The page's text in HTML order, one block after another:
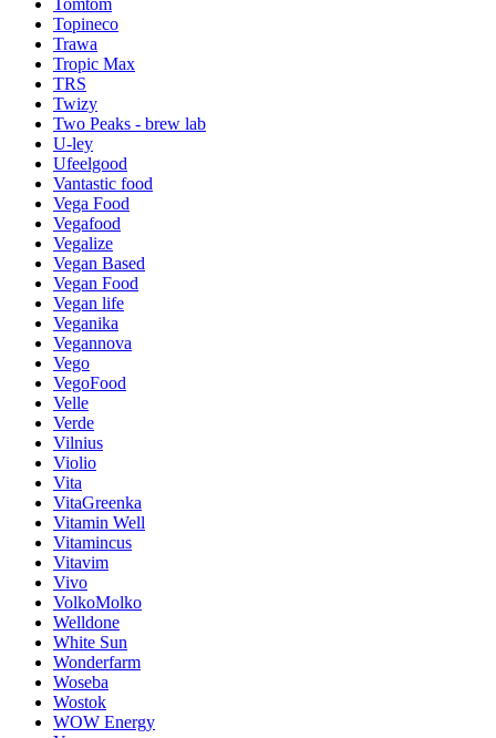
Tomtom
Topineco
Trawa
Tropic Max
TRS
Twizy
Two Peaks - brew lab
U-ley
Ufeelgood
Vantastic food
Vega Food
Vegafood
Vegalize
Vegan Based
Vegan Food
Vegan life
Veganika
Vegannova
Vego
VegoFood
Velle
Verde
Vilnius
Violio
Vita
VitaGreenka
Vitamin Well
Vitamincus
Vitavim
Vivo
VolkoMolko
Welldone
White Sun
Wonderfarm
Woseba
Wostok
WOW Energy